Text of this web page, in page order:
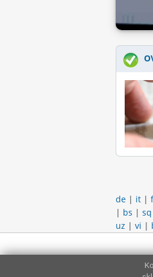
de | it |
| bs | sq
uz | vi |